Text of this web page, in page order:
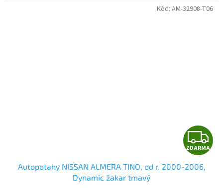
Z
D
ZDARMA
Autopotahy NISSAN ALMERA TINO, od r. 2000-2006,
Dynamic žakar tmavý
Kód: AM-32908-T06